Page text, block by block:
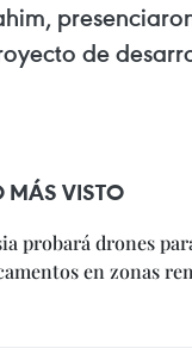
de
MÁS VISTO
probará drones
en zonas